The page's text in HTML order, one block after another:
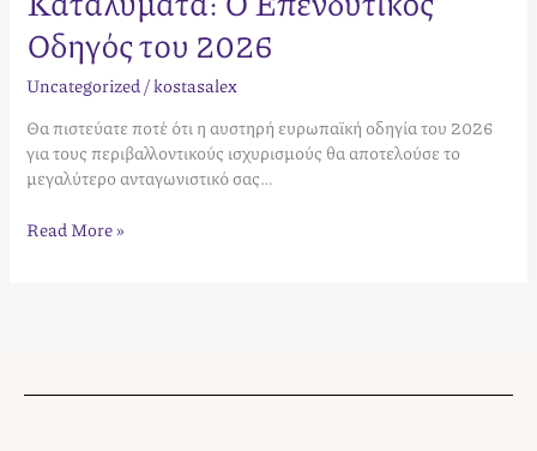
Οδηγός του 2026
Uncategorized/kostasalex
Θα πιστεύατε ποτέ ότι η αυστηρή ευρωπαϊκή οδηγία του 2026
για τους περιβαλλοντικούς ισχυρισμούς θα αποτελούσε το
μεγαλύτερο ανταγωνιστικό σας…
Read More »